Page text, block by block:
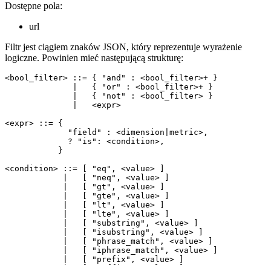
Dostępne pola:
url
Filtr jest ciągiem znaków JSON, który reprezentuje wyrażenie
logiczne. Powinien mieć następującą strukturę:
<bool_filter> ::= { "and" : <bool_filter>+ }
              |   { "or" : <bool_filter>+ }
              |   { "not" : <bool_filter> }
              |   <expr>
<expr> ::= {
             "field" : <dimension|metric>,
             ? "is": <condition>,
           }
<condition> ::= [ "eq", <value> ]
            |   [ "neq", <value> ]
            |   [ "gt", <value> ]
            |   [ "gte", <value> ]
            |   [ "lt", <value> ]
            |   [ "lte", <value> ]
            |   [ "substring", <value> ]
            |   [ "isubstring", <value> ]
            |   [ "phrase_match", <value> ]
            |   [ "iphrase_match", <value> ]
            |   [ "prefix", <value> ]